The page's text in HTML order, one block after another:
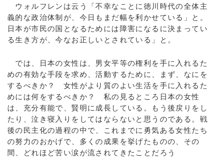
ウォルフレンは云う「不幸なことに徳川時代の全体主
義的な政治体制が、今日もまだ幅を利かせている」と。
日本が市民の国となるためには障害になるに決まってい
る生き方が、今なお正しいとされている」と。
では、日本の女性は、男女平等の権利を手に入れるた
めの有効な手段を求め、活動するために、まず、なにを
するべきか？ 女性がより質のよい生活を手に入れるた
めには何をするべきか？ 私の見るところ日本の女性
は、充分有能で、賢明に成長している。もう後戻りをし
たり、泣き寝入りをしてはならないと思うのである。戦
後の民主化の過程の中で、これまでに勇気ある女性たち
の努力のおかげで、多くの成果を挙げたものの、その
間、どれほど苦い涙が流されてきたことだろう